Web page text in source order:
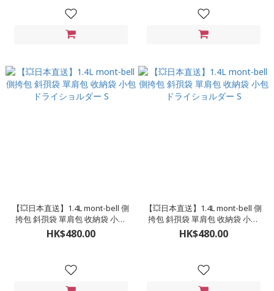
【💥日本直送】1.4L mont-bell 側
挎包 斜孭袋 單肩包 收納袋 小包
ドライショルダー S
HK$480.00
【💥日本直送】1.4L mont-bell 側
挎包 斜孭袋 單肩包 收納袋 小包
ドライショルダー S
HK$480.00